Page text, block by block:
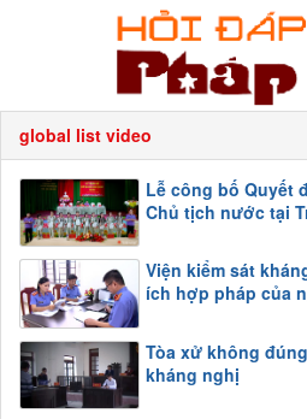
global list video
Lễ công bố Quyết
Chủ tịch nước tại
Viện kiểm sát
ích hợp pháp của
Tòa xử không
kháng nghị